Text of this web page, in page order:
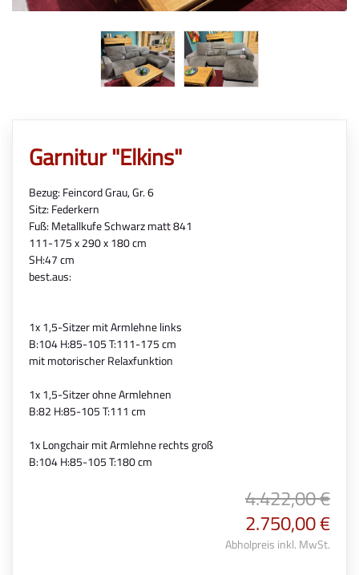
Garnitur "Elkins"
Bezug: Feincord Grau, Gr. 6
Sitz: Federkern
Fuß: Metallkufe Schwarz matt 841
111-175 x 290 x 180 cm
SH:47 cm
best.aus:
1x 1,5-Sitzer mit Armlehne links
B:104 H:85-105 T:111-175 cm
mit motorischer Relaxfunktion
1x 1,5-Sitzer ohne Armlehnen
B:82 H:85-105 T:111 cm
1x Longchair mit Armlehne rechts groß
B:104 H:85-105 T:180 cm
4.422,00 €
2.750,00 €
Abholpreis inkl. MwSt.